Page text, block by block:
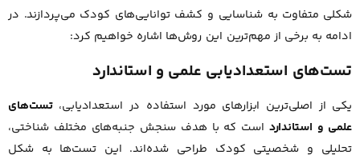
شکلی متفاوت به شناسایی و کشف توانایی‌های کودک می‌پردازند. در
ادامه به برخی از مهم‌ترین این روش‌ها اشاره خواهیم کرد:
تست‌های استعدادیابی علمی و استاندارد
یکی از اصلی‌ترین ابزارهای مورد استفاده در استعدادیابی،تست‌های
علمی و استاندارد است که با هدف سنجش جنبه‌های مختلف شناختی،
تحلیلی و شخصیتی کودک طراحی شده‌اند. این تست‌ها به شکل